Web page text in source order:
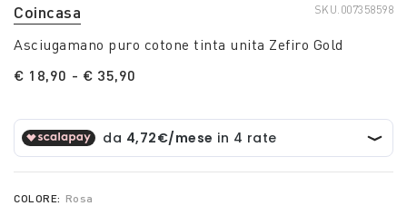
Coincasa SKU. 007358598
Asciugamano puro cotone tinta unita Zefiro Gold
€ 18,90 - € 35,90
COLORE: Rosa